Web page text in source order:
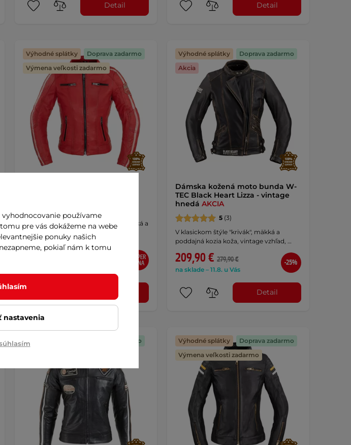
Detail Detail
Výhodné splátky
Doprava zadarmo
Výmena veľkosti zadarmo
Štýlová bunda vo výraznej farbe, mäkká a
poddajná koža, veľké množstvo …
SUPER
CENA
Výhodné splátky
Doprava zadarmo
Akcia
Dámska kožená moto bunda W-
TEC Black Heart Lizza - vintage
hnedá AKCIA
5(3)
V klasickom štýle "krivák", mäkká a
poddajná kozia koža, vintage vzhľad, …
209,90 € 279,90 €
na sklade – 11.8. u Vás
-25%
Detail
Doprava zadarmo
Výhodné splátky
Doprava zadarmo
Výmena veľkosti zadarmo
používame
pre vás dokážeme na webe
ponuky našich
pokiaľ nám k tomu
nastavenia